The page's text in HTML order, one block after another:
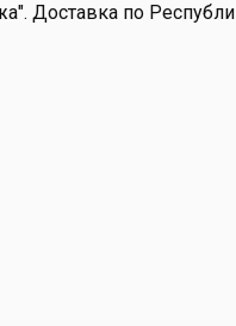
Доставка по